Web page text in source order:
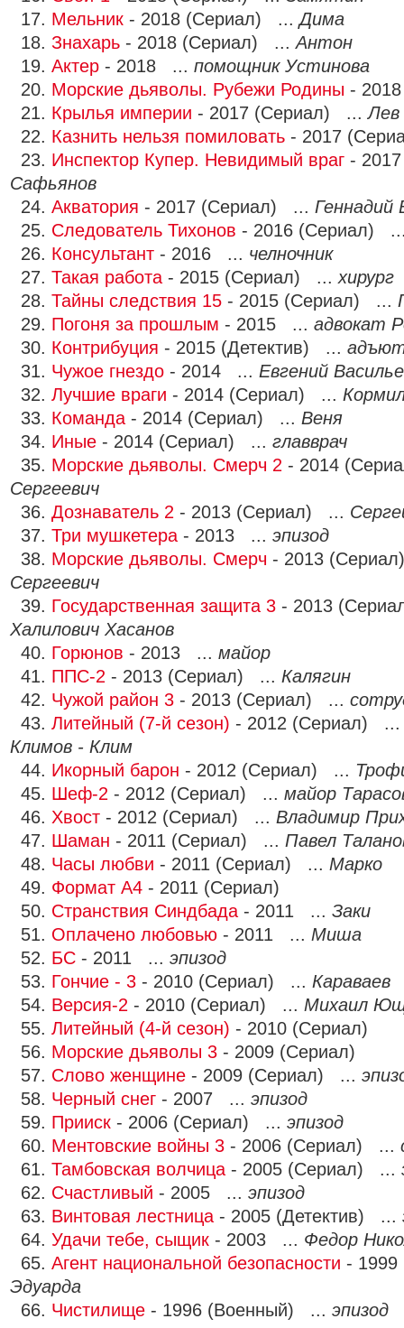
17. Мельник - 2018 (Сериал) ...Дима
18. Знахарь - 2018 (Сериал) ...Антон
19. Актер - 2018 ... помощник Устинова
20. Морские дьяволы. Рубежи Родины -
21. Крылья империи - 2017 (Сериал) ...Лев
22. Казнить нельзя помиловать - 2017
23. Инспектор Купер. Невидимый враг -
Сафьянов
24. Акватория - 2017 (Сериал) ... Геннадий
25. Следователь Тихонов - 2016 (Сериал)
26. Консультант - 2016 ... челночник
27. Такая работа - 2015 (Сериал) ... хирург
28. Тайны следствия 15 - 2015 (Сериал) ...
29. Погоня за прошлым - 2015 ... адвокат
30. Контрибуция - 2015 (Детектив) ...
31. Чужое гнездо - 2014 ... Евгений
32. Лучшие враги - 2014 (Сериал) ...
33. Команда - 2014 (Сериал) ... Веня
34. Иные - 2014 (Сериал) ... главврач
35. Морские дьяволы. Смерч 2 - 2014
Сергеевич
36. Дознаватель 2 - 2013 (Сериал) ...
37. Три мушкетера - 2013 ... эпизод
38. Морские дьяволы. Смерч - 2013
Сергеевич
39. Государственная защита 3 - 2013
Халилович Хасанов
40. Горюнов - 2013 ... майор
41. ППС-2 - 2013 (Сериал) ... Калягин
42. Чужой район 3 - 2013 (Сериал) ...
43. Литейный (7-й сезон) - 2012 (Сериал)
Климов - Клим
44. Икорный барон - 2012 (Сериал) ...
45. Шеф-2 - 2012 (Сериал) ... майор
46. Хвост - 2012 (Сериал) ... Владимир
47. Шаман - 2011 (Сериал) ... Павел
48. Часы любви - 2011 (Сериал) ... Марко
49. Формат А4 - 2011 (Сериал)
50. Странствия Синдбада - 2011 ... Заки
51. Оплачено любовью - 2011 ... Миша
52. БС - 2011 ... эпизод
53. Гончие - 3 - 2010 (Сериал) ... Караваев
54. Версия-2 - 2010 (Сериал) ... Михаил
55. Литейный (4-й сезон) - 2010 (Сериал)
56. Морские дьяволы 3 - 2009 (Сериал)
57. Слово женщине - 2009 (Сериал) ...
58. Черный снег - 2007 ... эпизод
59. Прииск - 2006 (Сериал) ... эпизод
60. Ментовские войны 3 - 2006 (Сериал) ...
61. Тамбовская волчица - 2005 (Сериал) ...
62. Счастливый - 2005 ... эпизод
63. Винтовая лестница - 2005 (Детектив) ...
64. Удачи тебе, сыщик - 2003 ... Федор
65. Агент национальной безопасности -
Эдуарда
66. Чистилище - 1996 (Военный) ... эпизод